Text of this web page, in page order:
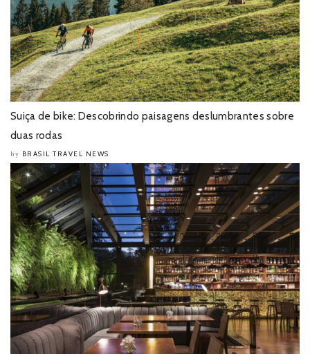
Suiça de bike: Descobrindo paisagens deslumbrantes sobre
duas rodas
by BRASIL TRAVEL NEWS